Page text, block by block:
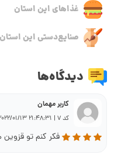
غذاهای این استان
صنایع‌دستی این استان
دیدگاه‌ها
کاربر مهمان
کد 7 | 21:48:31 2022/01/13
فکر کنم تو